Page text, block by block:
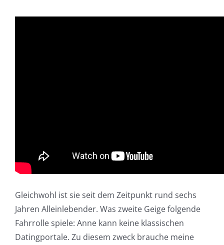
Gleichwohl ist sie seit dem Zeitpunkt rund sechs
Jahren Alleinlebender. Was zweite Geige folgende
Fahrrolle spiele: Anne kann keine klassischen
Datingportale. Zu diesem zweck brauche meine